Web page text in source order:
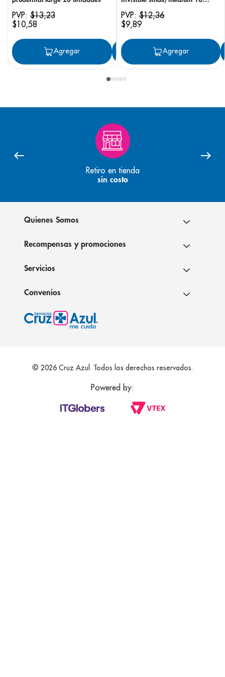
PVP: $13,23
$10,58
Agregar Agregar
PVP:$12,36
$9,89
Agregar
Retiro en tienda
sin costo
Quienes Somos
Recompensas y promociones
Servicios
Convenios
© 2026 Cruz Azul. Todos los derechos reservados.
Powered by: